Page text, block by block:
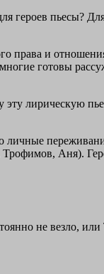
героев пьесы?
права и
готовы
лирическую
Аня).
не везло,